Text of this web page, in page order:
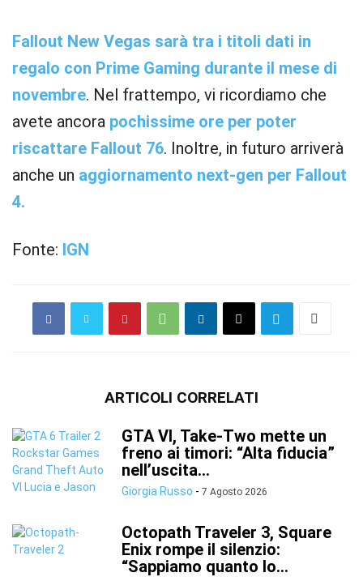
Fallout New Vegas sarà tra i titoli dati in
regalo con Prime Gaming durante il mese di
novembre. Nel frattempo, vi ricordiamo che
avete ancora pochissime ore per poter
riscattare Fallout 76. Inoltre, in futuro arriverà
anche un aggiornamento next-gen per Fallout
4.
Fonte: IGN
ARTICOLI CORRELATI
GTA VI, Take-Two mette un
freno ai timori: “Alta fiducia”
nell’uscita...
Giorgia Russo - 7 Agosto 2026
Octopath Traveler 3, Square
Enix rompe il silenzio:
“Sappiamo quanto lo...